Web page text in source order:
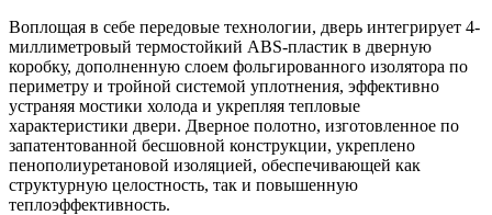
Воплощая в себе передовые технологии, дверь интегрирует 4-
миллиметровый термостойкий ABS-пластик в дверную
коробку, дополненную слоем фольгированного изолятора по
периметру и тройной системой уплотнения, эффективно
устраняя мостики холода и укрепляя тепловые
характеристики двери. Дверное полотно, изготовленное по
запатентованной бесшовной конструкции, укреплено
пенополиуретановой изоляцией, обеспечивающей как
структурную целостность, так и повышенную
теплоэффективность.